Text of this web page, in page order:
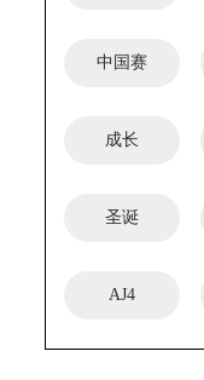
中国赛
成长
圣诞
AJ4